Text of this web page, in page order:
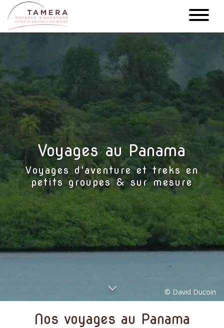
Aller
au
contenu
Voyages au Panama
Voyages d'aventure et treks en
petits groupes & sur mesure
Nos voyages au Panama